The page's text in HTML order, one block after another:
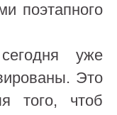
поэтапного
уже
Это
того, чтоб